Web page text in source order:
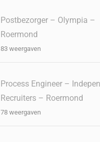
Postbezorger – Olympia –
Roermond
83 weergaven
Process Engineer –
Recruiters – Roermond
78 weergaven